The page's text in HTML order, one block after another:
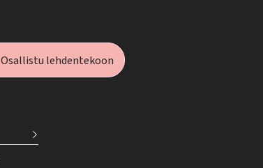
Osallistu lehdentekoon